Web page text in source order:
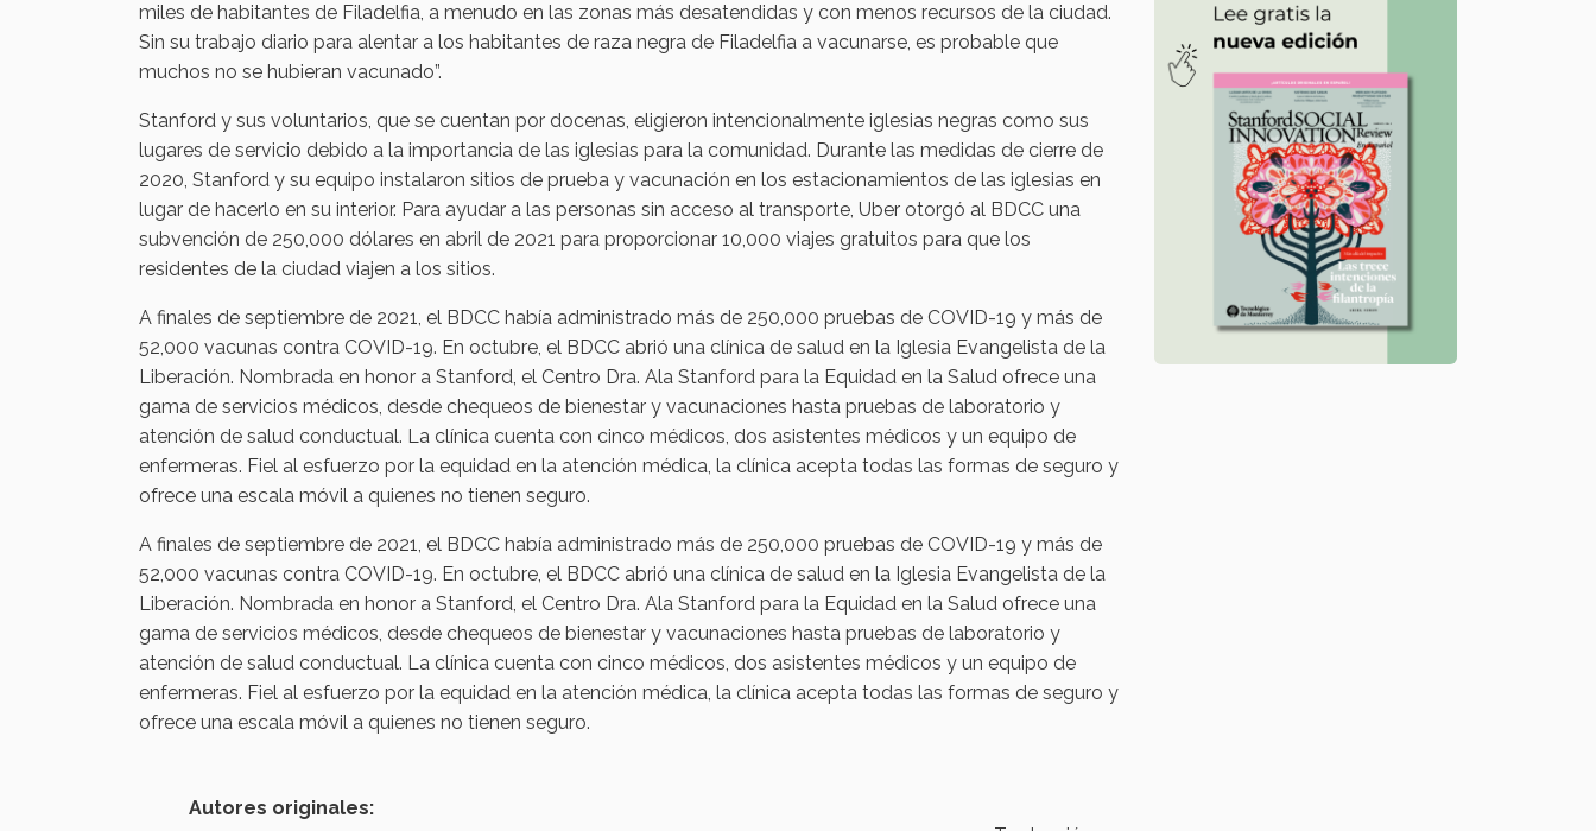
miles de habitantes de Filadelfia, a menudo en las zonas más desatendidas y con menos recursos de la ciudad.
Sin su trabajo diario para alentar a los habitantes de raza negra de Filadelfia a vacunarse, es probable que
muchos no se hubieran vacunado”.
Stanford y sus voluntarios, que se cuentan por docenas, eligieron intencionalmente iglesias negras como sus
lugares de servicio debido a la importancia de las iglesias para la comunidad. Durante las medidas de cierre de
2020, Stanford y su equipo instalaron sitios de prueba y vacunación en los estacionamientos de las iglesias en
lugar de hacerlo en su interior. Para ayudar a las personas sin acceso al transporte, Uber otorgó al BDCC una
subvención de 250,000 dólares en abril de 2021 para proporcionar 10,000 viajes gratuitos para que los
residentes de la ciudad viajen a los sitios.
A finales de septiembre de 2021, el BDCC había administrado más de 250,000 pruebas de COVID-19 y más de
52,000 vacunas contra COVID-19. En octubre, el BDCC abrió una clínica de salud en la Iglesia Evangelista de la
Liberación. Nombrada en honor a Stanford, el Centro Dra. Ala Stanford para la Equidad en la Salud ofrece una
gama de servicios médicos, desde chequeos de bienestar y vacunaciones hasta pruebas de laboratorio y
atención de salud conductual. La clínica cuenta con cinco médicos, dos asistentes médicos y un equipo de
enfermeras. Fiel al esfuerzo por la equidad en la atención médica, la clínica acepta todas las formas de seguro y
ofrece una escala móvil a quienes no tienen seguro.
A finales de septiembre de 2021, el BDCC había administrado más de 250,000 pruebas de COVID-19 y más de
52,000 vacunas contra COVID-19. En octubre, el BDCC abrió una clínica de salud en la Iglesia Evangelista de la
Liberación. Nombrada en honor a Stanford, el Centro Dra. Ala Stanford para la Equidad en la Salud ofrece una
gama de servicios médicos, desde chequeos de bienestar y vacunaciones hasta pruebas de laboratorio y
atención de salud conductual. La clínica cuenta con cinco médicos, dos asistentes médicos y un equipo de
enfermeras. Fiel al esfuerzo por la equidad en la atención médica, la clínica acepta todas las formas de seguro y
ofrece una escala móvil a quienes no tienen seguro.
Autores originales: